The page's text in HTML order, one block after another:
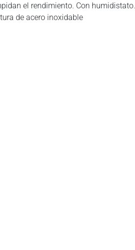
el rendimiento. Con humidistato.
de acero inoxidable